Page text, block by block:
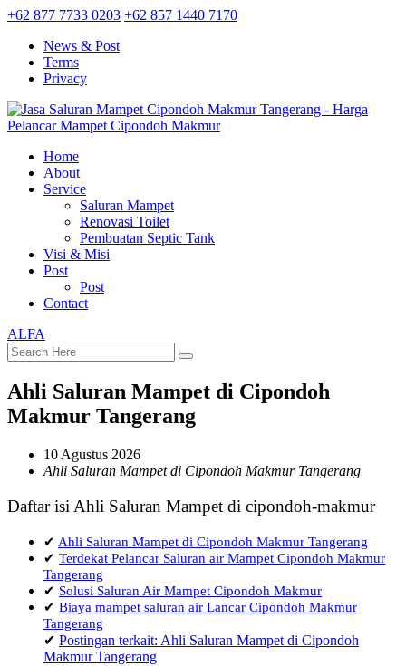
+62 877 7733 0203 +62 857 1440 7170
News & Post
Terms
Privacy
Home
About
Service
Saluran Mampet
Renovasi Toilet
Pembuatan Septic Tank
Visi & Misi
Post
Post
Contact
ALFA
Ahli Saluran Mampet di Cipondoh
Makmur Tangerang
10 Agustus 2026
Ahli Saluran Mampet di Cipondoh Makmur Tangerang
Daftar isi Ahli Saluran Mampet di cipondoh-makmur
✔ Ahli Saluran Mampet di Cipondoh Makmur Tangerang
✔ Terdekat Pelancar Saluran air Mampet Cipondoh Makmur
Tangerang
✔ Solusi Saluran Air Mampet Cipondoh Makmur
✔ Biaya mampet saluran air Lancar Cipondoh Makmur
Tangerang
✔ Postingan terkait: Ahli Saluran Mampet di Cipondoh
Makmur Tangerang